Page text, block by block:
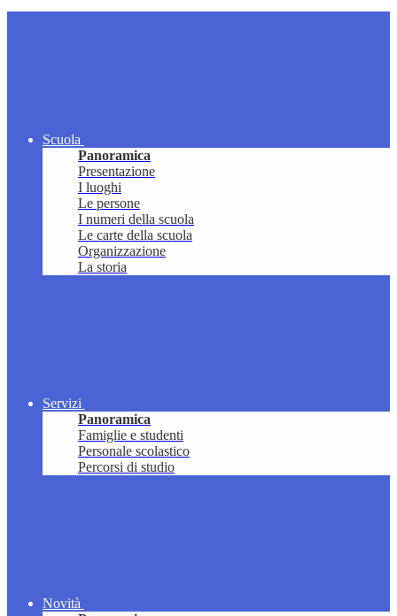
Scuola
Panoramica
Presentazione
I luoghi
Le persone
I numeri della scuola
Le carte della scuola
Organizzazione
La storia
Servizi
Panoramica
Famiglie e studenti
Personale scolastico
Percorsi di studio
Novità